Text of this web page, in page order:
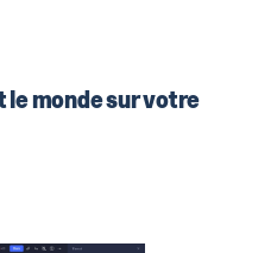
le monde sur votre